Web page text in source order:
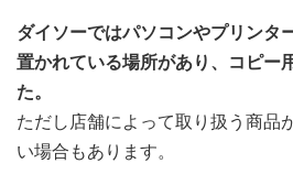
ダイソーではパソコンやプリンタ
置かれている場所があり、コピー
た。
ただし店舗によって取り扱う商品
い場合もあります。